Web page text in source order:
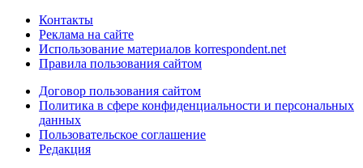
Контакты
Реклама на сайте
Использование материалов korrespondent.net
Правила пользования сайтом
Договор пользования сайтом
Политика в сфере конфиденциальности и персональных
данных
Пользовательское соглашение
Редакция